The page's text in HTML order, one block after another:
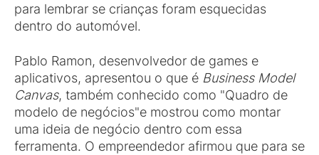
para lembrar se crianças foram esquecidas
dentro do automóvel.
Pablo Ramon, desenvolvedor de games e
aplicativos, apresentou o que é Business Model
Canvas, também conhecido como "Quadro de
modelo de negócios"e mostrou como montar
uma ideia de negócio dentro com essa
ferramenta. O empreendedor afirmou que para se